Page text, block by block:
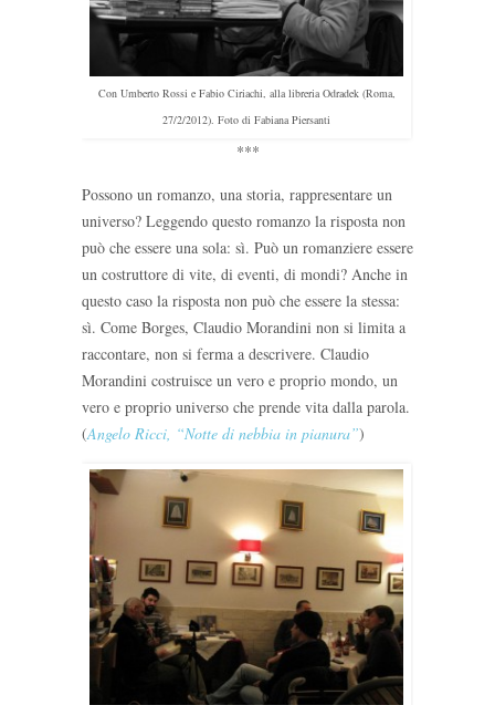
Con Umberto Rossi e Fabio Ciriachi, alla libreria Odradek (Roma,
27/2/2012). Foto di Fabiana Piersanti
***
Possono un romanzo, una storia, rappresentare un
universo? Leggendo questo romanzo la risposta non
può che essere una sola: sì. Può un romanziere essere
un costruttore di vite, di eventi, di mondi? Anche in
questo caso la risposta non può che essere la stessa:
sì. Come Borges, Claudio Morandini non si limita a
raccontare, non si ferma a descrivere. Claudio
Morandini costruisce un vero e proprio mondo, un
vero e proprio universo che prende vita dalla parola.
(Angelo Ricci, “Notte di nebbia in pianura”)